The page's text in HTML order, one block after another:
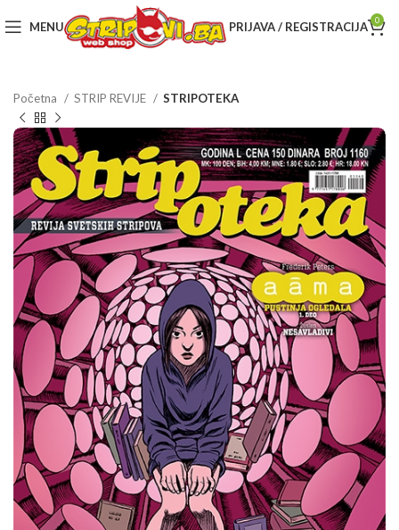
MENU PRIJAVA / REGISTRACIJA 0
Početna STRIP REVIJE STRIPOTEKA